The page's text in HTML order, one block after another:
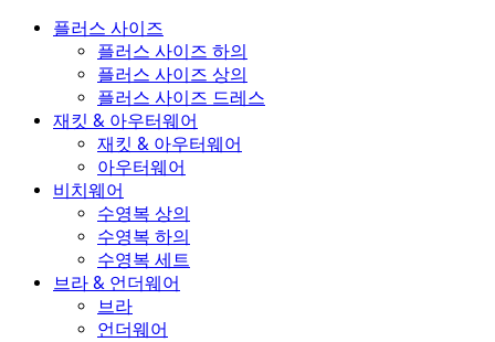
플러스 사이즈
플러스 사이즈 하의
플러스 사이즈 상의
플러스 사이즈 드레스
재킷 & 아우터웨어
재킷 & 아우터웨어
아우터웨어
비치웨어
수영복 상의
수영복 하의
수영복 세트
브라 & 언더웨어
브라
언더웨어